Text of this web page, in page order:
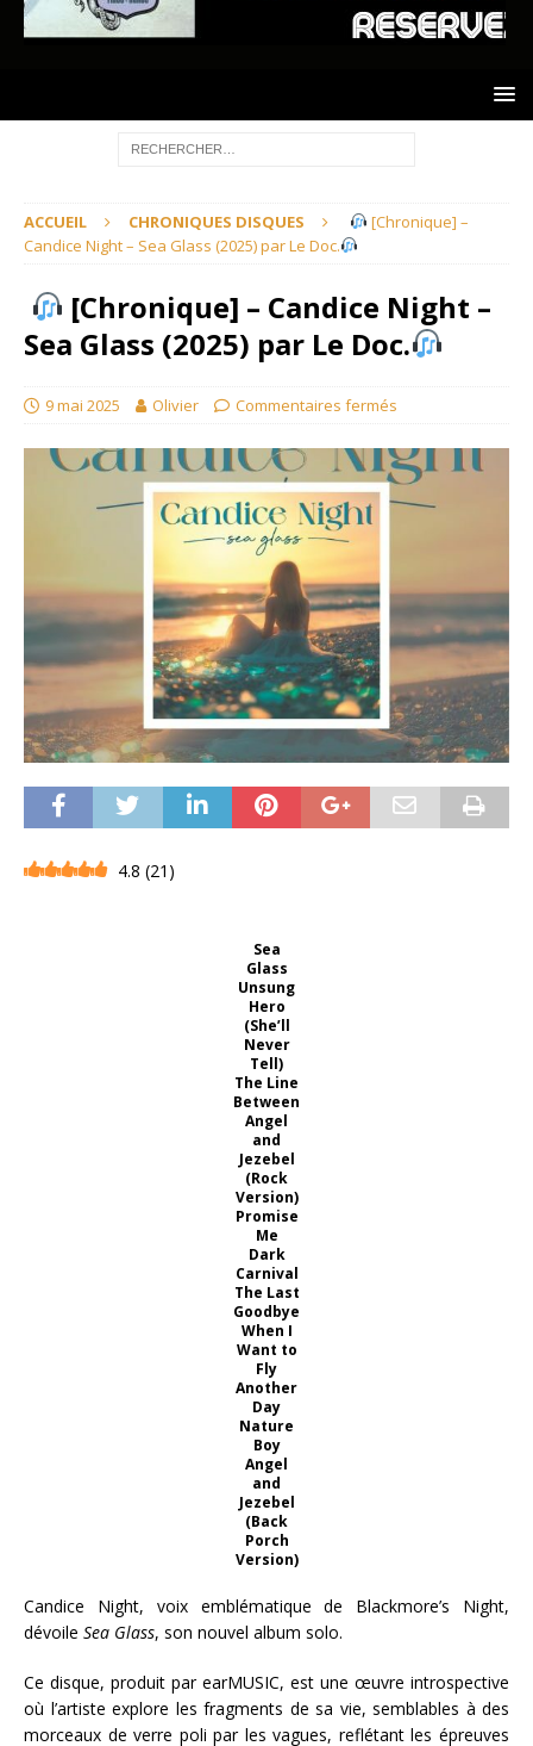
ACCUEIL CHRONIQUES DISQUES
[Chronique] –
Candice Night – Sea Glass (2025) par Le Doc.
[Chronique] – Candice Night –
Sea Glass (2025) par Le Doc.
9 mai 2025 Olivier Commentaires fermés
4.8 (21 )
Sea
Glass
Unsung
Hero
(She’ll
Never
Tell)
The Line
Between
Angel
and
Jezebel
(Rock
Version)
Promise
Me
Dark
Carnival
The Last
Goodbye
When I
Want to
Fly
Another
Day
Nature
Boy
Angel
and
Jezebel
(Back
Porch
Version)
Candice Night, voix emblématique de Blackmore’s Night,
dévoile Sea Glass, son nouvel album solo.
Ce disque, produit par earMUSIC, est une œuvre introspective
où l’artiste explore les fragments de sa vie, semblables à des
morceaux de verre poli par les vagues, reflétant les épreuves